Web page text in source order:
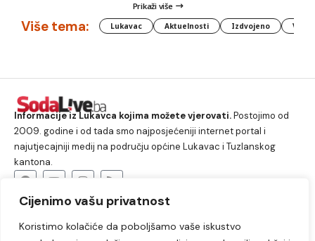
Cijenimo vašu privatnost
Koristimo kolačiće da poboljšamo vaše iskustvo
Prikaži više
Više tema: Lukavac Aktuelnosti Izdvojeno
Informacije iz Lukavca kojima možete vjerovati.Postojimo od
2009. godine i od tada smo najposjećeniji internet portal i
najutjecajniji medij na području općine Lukavac i Tuzlanskog
kantona.
Lukavac Društvo Crna hronika Sport